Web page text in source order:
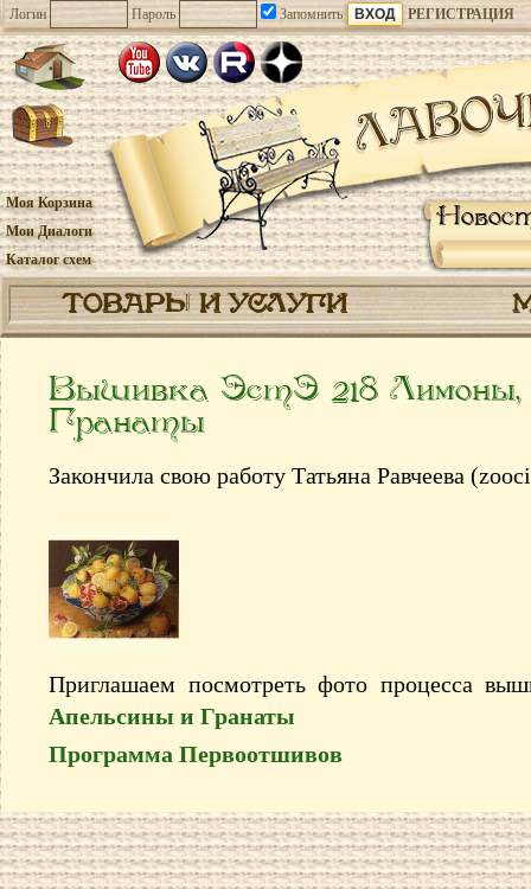
Логин Пароль Запомнить РЕГИСТРАЦИЯ
Моя Корзина
Мои Диалоги
Каталог схем
ТОВАРЫ И УСЛУГИ
Вышивка ЭстЭ 218 Лимоны,
Гранаты
Закончила свою работу Татьяна Равчеева
Приглашаем посмотреть фото процесса
Апельсины и Гранаты
Программа Первоотшивов